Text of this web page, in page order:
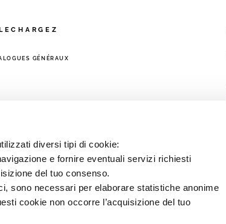
diversi tipi di cookie:
e fornire eventuali servizi richiesti
del tuo consenso.
sono necessari per elaborare statistiche anonime
cookie non occorre l’acquisizione del tuo
GÉNÉRAUX